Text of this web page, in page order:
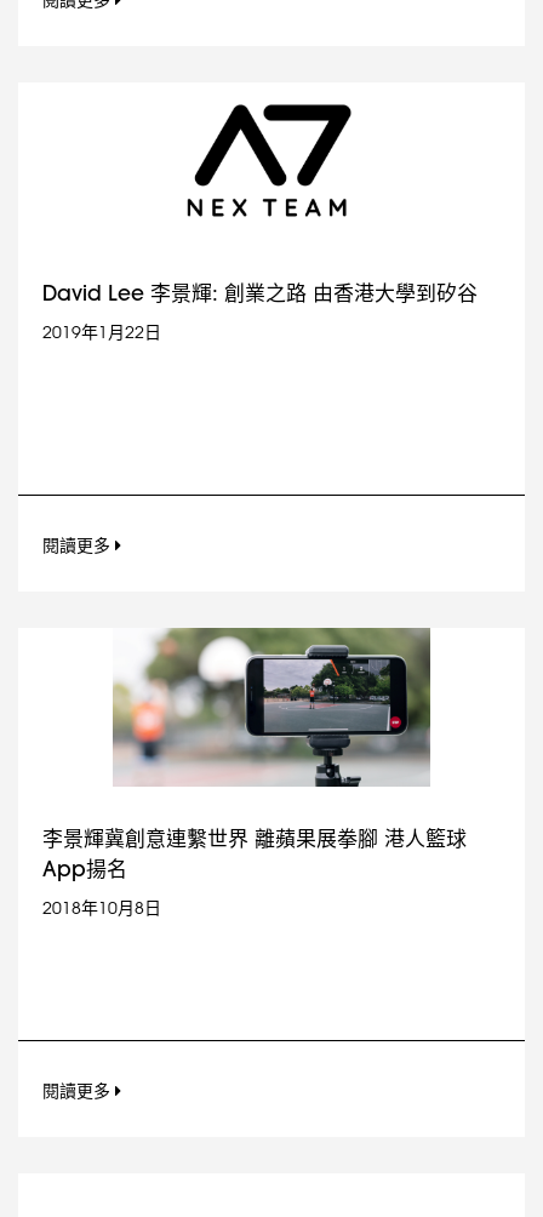
David Lee 李景輝: 創業之路 由香港大學到矽谷
2019年1月22日
閱讀更多
李景輝冀創意連繫世界 離蘋果展拳腳 港人籃球
App揚名
2018年10月8日
閱讀更多